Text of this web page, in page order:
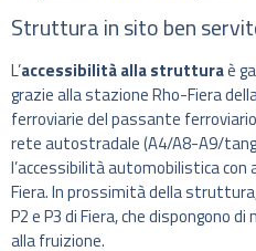
Struttura in sito ben
L’accessibilità alla strutturaè
grazie alla stazione Rho-Fiera
ferroviarie del passante
rete autostradale (A4/A8-A9/
l’accessibilità automobilistica
Fiera. In prossimità della
P2 e P3 di Fiera, che dispongono
alla fruizione.